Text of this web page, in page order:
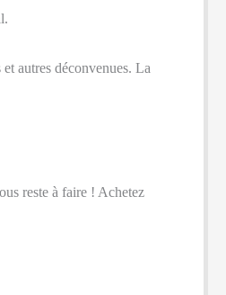
autres déconvenues. La
reste à faire ! Achetez